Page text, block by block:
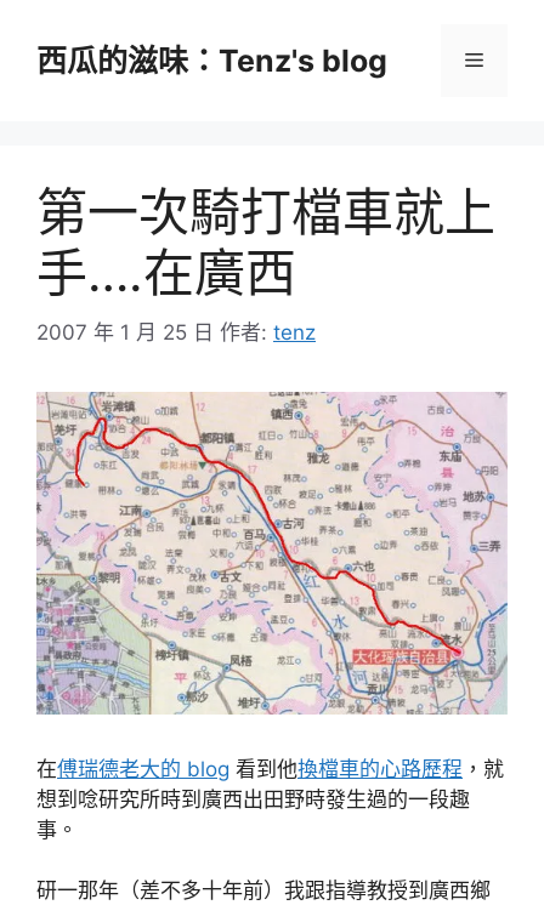
西瓜的滋味：Tenz's blog 選
第一次騎打檔車就上
手….在廣西
2007 年 1 月 25 日 作者: tenz
在傅瑞德老大的 blog 看到他換檔車的心路歷程 ，就
想到唸研究所時到廣西出田野時發生過的一段趣
事。
研一那年（差不多十年前）我跟指導教授到廣西鄉